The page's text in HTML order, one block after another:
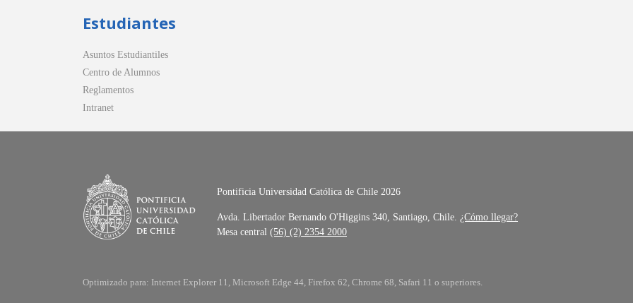
Estudiantes
Asuntos Estudiantiles
Centro de Alumnos
Reglamentos
Intranet
Pontificia Universidad Católica de Chile 2026
Avda. Libertador Bernando O'Higgins 340, Santiago, Chile. ¿Cómo llegar?
Mesa central (56) (2) 2354 2000
Optimizado para: Internet Explorer 11, Microsoft Edge 44, Firefox 62, Chrome 68, Safari 11 o superiores.